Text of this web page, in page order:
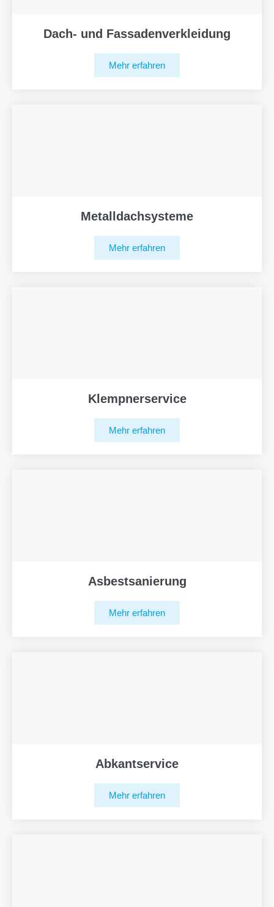
Dach- und Fassadenverkleidung
Mehr erfahren
Metalldachsysteme
Mehr erfahren
Klempnerservice
Mehr erfahren
Asbestsanierung
Mehr erfahren
Abkantservice
Mehr erfahren